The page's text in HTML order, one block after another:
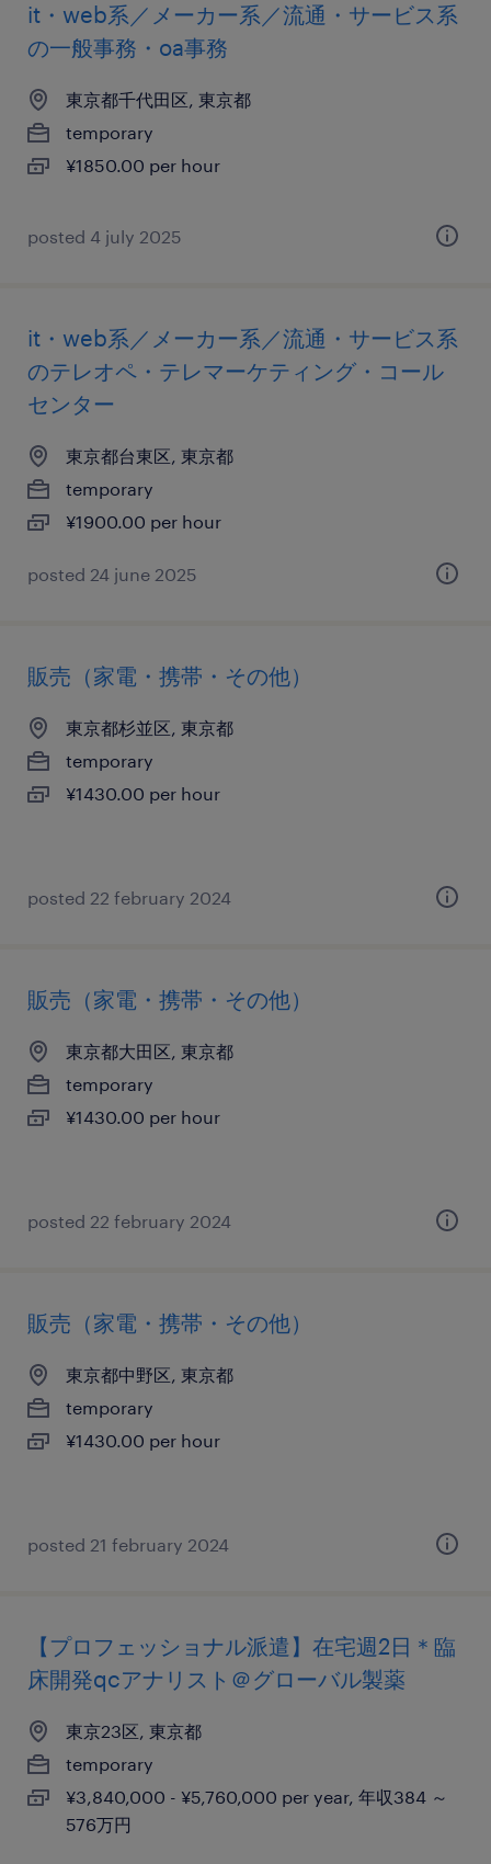
it・web系／メーカー系／流通・サービス系
の一般事務・oa事務
東京都千代田区, 東京都
temporary
¥1850.00 per hour
posted 4 july 2025
it・web系／メーカー系／流通・サービス系
のテレオペ・テレマーケティング・コール
センター
東京都台東区, 東京都
temporary
¥1900.00 per hour
posted 24 june 2025
販売（家電・携帯・その他）
東京都杉並区, 東京都
temporary
¥1430.00 per hour
posted 22 february 2024
販売（家電・携帯・その他）
東京都大田区, 東京都
temporary
¥1430.00 per hour
posted 22 february 2024
販売（家電・携帯・その他）
東京都中野区, 東京都
temporary
¥1430.00 per hour
posted 21 february 2024
【プロフェッショナル派遣】在宅週2日＊臨
床開発qcアナリスト＠グローバル製薬
東京23区, 東京都
temporary
¥3,840,000 - ¥5,760,000 per year, 年収384 ～
576万円